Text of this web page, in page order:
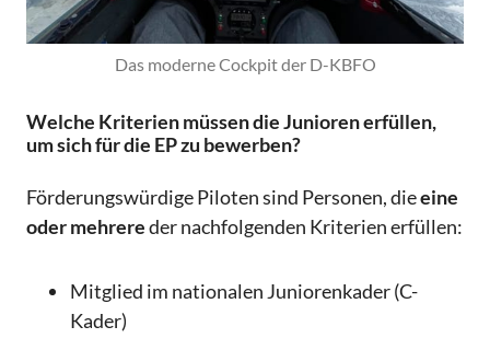
Das moderne Cockpit der D-KBFO
Welche Kriterien müssen die Junioren erfüllen,
um sich für die EP zu bewerben?
Förderungswürdige Piloten sind Personen, dieeine
oder mehrereder nachfolgenden Kriterien erfüllen:
Mitglied im nationalen Juniorenkader (C-
Kader)